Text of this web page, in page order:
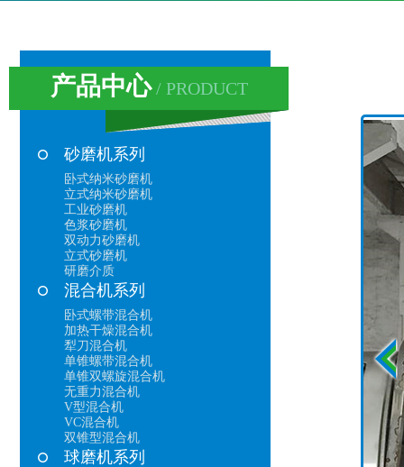
产品中心/ PRODUCT
砂磨机系列
卧式纳米砂磨机
立式纳米砂磨机
工业砂磨机
色浆砂磨机
双动力砂磨机
立式砂磨机
研磨介质
混合机系列
卧式螺带混合机
加热干燥混合机
犁刀混合机
单锥螺带混合机
单锥双螺旋混合机
无重力混合机
V型混合机
VC混合机
双锥型混合机
球磨机系列